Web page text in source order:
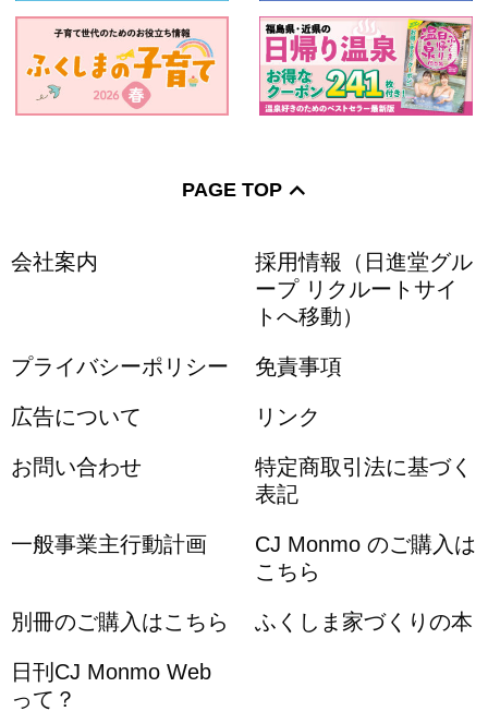
PAGE TOP
会社案内
採用情報（日進堂グル
ープ リクルートサイ
トへ移動）
プライバシーポリシー 免責事項
広告について リンク
お問い合わせ
特定商取引法に基づく
表記
一般事業主行動計画
CJ Monmo のご購入は
こちら
別冊のご購入はこちら ふくしま家づくりの本
日刊CJ Monmo Web
って？